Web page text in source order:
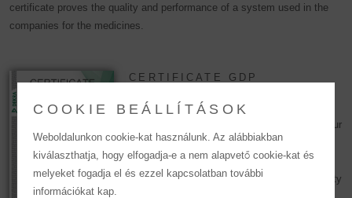
certificate proves the quality and performance of a system used in the
companies for the medicines.
CERTIFICATE GDP
The Good Distribution Practice (GDP)
qualification confirms the high standards of our
quality management system and underlines
our focus on thehealthcaresector. GDPs
serve as evidence that the quality and integrity
COOKIE BEÁLLÍTÁSOK
Weboldalunkon cookie-kat használunk. Az alábbiakban
kiválaszthatja, hogy elfogadja-e a nem alapvető cookie-kat és
melyeket fogadja el és ezzel kapcsolatban további
információkat kap.